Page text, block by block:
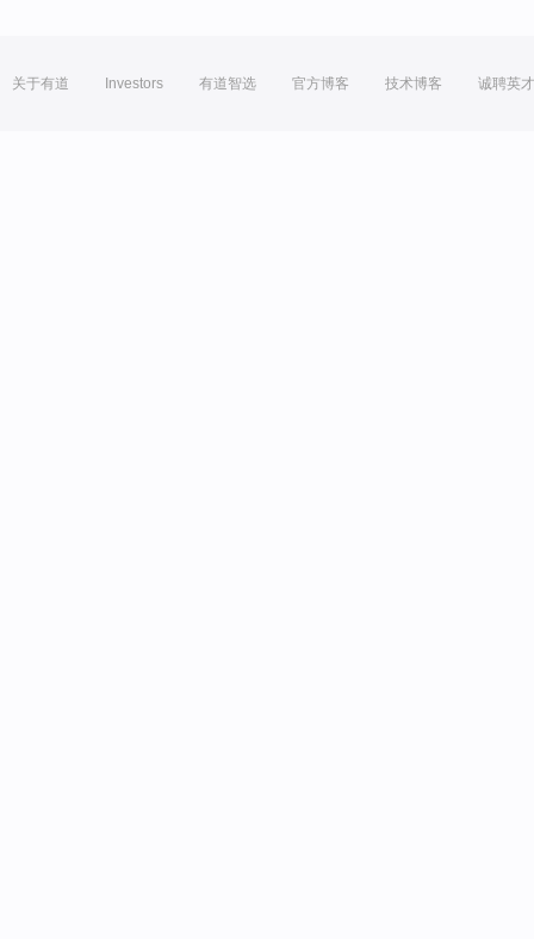
关于有道 Investors 有道智选 官方博客 技术博客 诚聘英才